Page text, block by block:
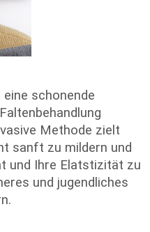
eine schonende
Methode zielt
sanft zu mildern und
und Ihre Elatstizität zu
und jugendliches